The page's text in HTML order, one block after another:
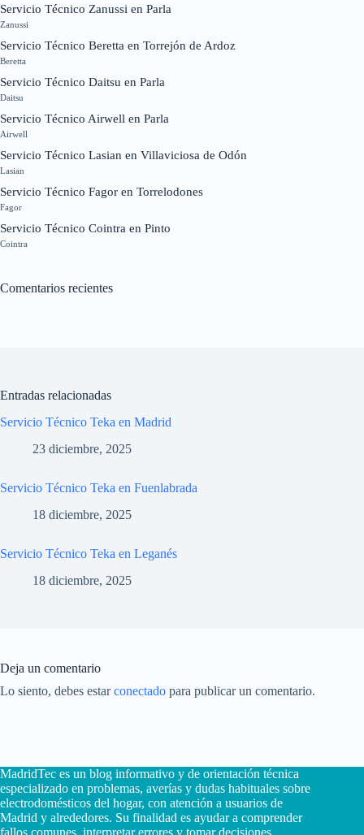
Servicio Técnico Zanussi en Parla
Zanussi
Servicio Técnico Beretta en Torrejón de Ardoz
Beretta
Servicio Técnico Daitsu en Parla
Daitsu
Servicio Técnico Airwell en Parla
Airwell
Servicio Técnico Lasian en Villaviciosa de Odón
Lasian
Servicio Técnico Fagor en Torrelodones
Fagor
Servicio Técnico Cointra en Pinto
Cointra
Comentarios recientes
Entradas relacionadas
Servicio Técnico Teka en Madrid
23 diciembre, 2025
Servicio Técnico Teka en Fuenlabrada
18 diciembre, 2025
Servicio Técnico Teka en Leganés
18 diciembre, 2025
Deja un comentario
Lo siento, debes estarconectado para publicar un comentario.
MadridTec es un blog informativo y de orientación técnica
especializado en problemas, averías y dudas habituales sobre
electrodomésticos del hogar, con atención a usuarios de
Madrid y alrededores. Su finalidad es ayudar a comprender
fallos comunes, interpretar errores y tomar decisiones